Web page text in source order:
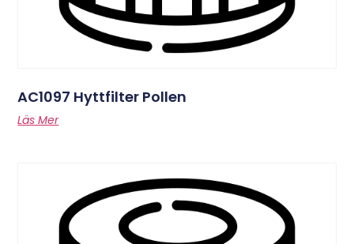
AC1097 Hyttfilter Pollen
Läs Mer